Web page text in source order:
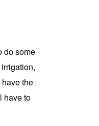
do some
the
have to